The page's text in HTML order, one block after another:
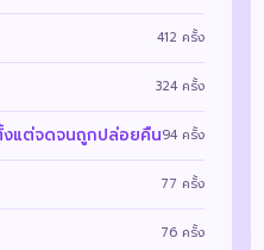
412 ครั้ง
324 ครั้ง
งแต่จดจนถูกปล่อยคืน94 ครั้ง
77 ครั้ง
76 ครั้ง